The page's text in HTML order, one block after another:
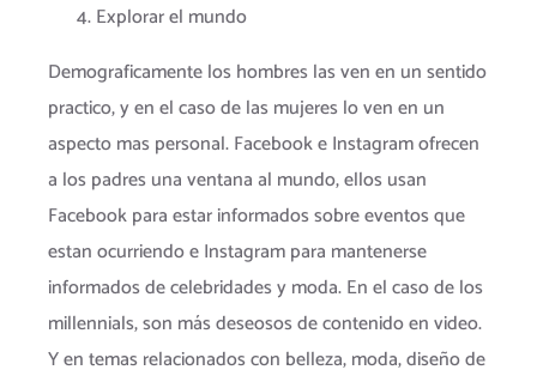
Explorar el mundo
Demograficamente los hombres las ven en un sentido
practico, y en el caso de las mujeres lo ven en un
aspecto mas personal. Facebook e Instagram ofrecen
a los padres una ventana al mundo, ellos usan
Facebook para estar informados sobre eventos que
estan ocurriendo e Instagram para mantenerse
informados de celebridades y moda. En el caso de los
millennials, son más deseosos de contenido en video.
Y en temas relacionados con belleza, moda, diseño de